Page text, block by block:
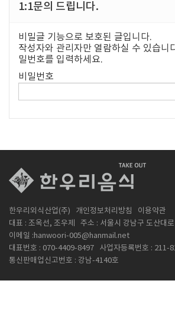
1:1문의 드립니다.
비밀글 기능으로 보호된 글입니다.
작성자와 관리자만 열람하실 수 있습니
밀번호를 입력하세요.
비밀번호
한우리외식산업(주) 개인정보처리방침
이용약관
대표 : 조옥선, 조우제
주소 : 서울시 강남구 도산대
이메일 :hanwoori-005@hanmail.net
대표번호 : 070-4409-8497
사업자등록번호 : 211-
통신판매업신고번호 : 강남-4140호